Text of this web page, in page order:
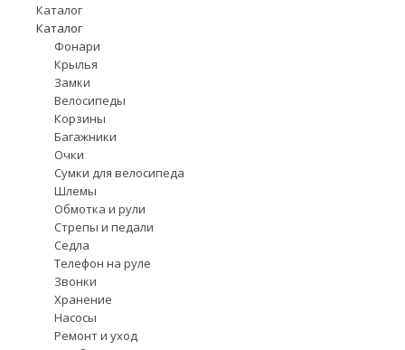
Каталог
Каталог
Фонари
Крылья
Замки
Велосипеды
Корзины
Багажники
Очки
Сумки для велосипеда
Шлемы
Обмотка и рули
Стрепы и педали
Седла
Телефон на руле
Звонки
Хранение
Насосы
Ремонт и уход